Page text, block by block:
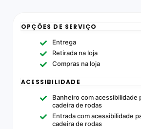
OPÇÕES DE SERVIÇO
Entrega
Retirada na loja
Compras na loja
ACESSIBILIDADE
Banheiro com acessibilidade
cadeira de rodas
Entrada com acessibilidade
cadeira de rodas